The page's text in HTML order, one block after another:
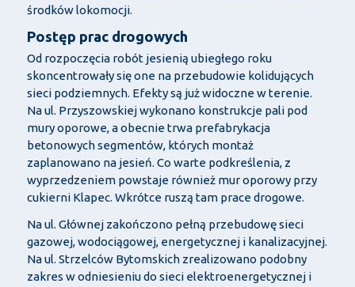
środków lokomocji.
Postęp prac drogowych
Od rozpoczęcia robót jesienią ubiegłego roku
skoncentrowały się one na przebudowie kolidujących
sieci podziemnych. Efekty są już widoczne w terenie.
Na ul. Przyszowskiej wykonano konstrukcje pali pod
mury oporowe, a obecnie trwa prefabrykacja
betonowych segmentów, których montaż
zaplanowano na jesień. Co warte podkreślenia, z
wyprzedzeniem powstaje również mur oporowy przy
cukierni Klapec. Wkrótce ruszą tam prace drogowe.
Na ul. Głównej zakończono pełną przebudowę sieci
gazowej, wodociągowej, energetycznej i kanalizacyjnej.
Na ul. Strzelców Bytomskich zrealizowano podobny
zakres w odniesieniu do sieci elektroenergetycznej i